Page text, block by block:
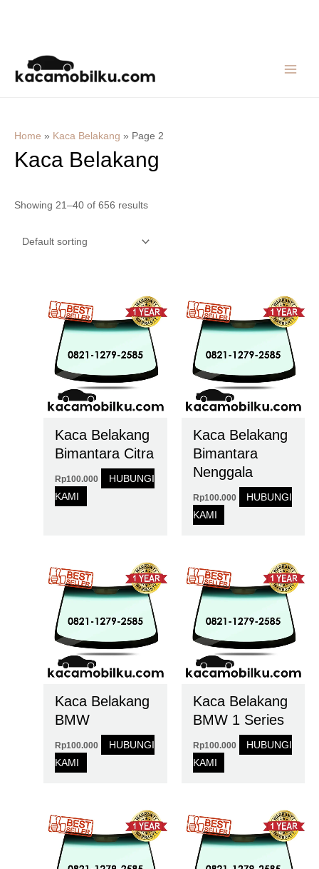
content
Home » Kaca Belakang » Page 2
Kaca Belakang
Showing 21–40 of 656 results
Kaca Belakang
Bimantara Citra
Rp100.000
HUBUNGI
KAMI
Kaca Belakang
Bimantara
Nenggala
Rp100.000
HUBUNGI
KAMI
Kaca Belakang
BMW
Rp100.000
HUBUNGI
KAMI
Kaca Belakang
BMW 1 Series
Rp100.000
HUBUNGI
KAMI